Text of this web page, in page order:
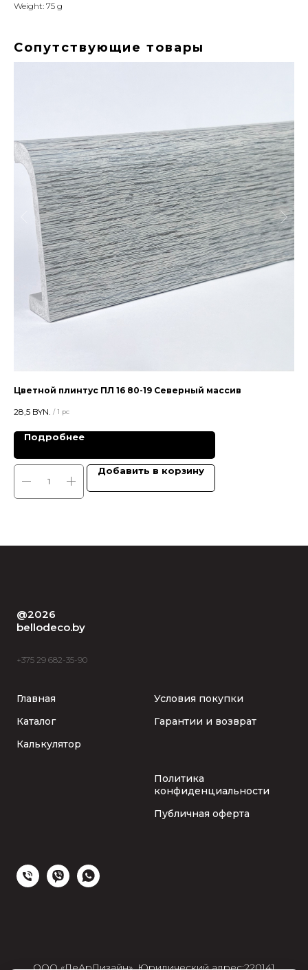
Weight: 75 g
Сопутствующие товары
Цветной плинтус ПЛ 16 80-19 Северный массив
28,5 BYN. / 1 pc
Подробнее
Добавить в корзину
@2026
bellodeco.by
+375 29 682-35-90
Главная
Каталог
Калькулятор
Условия покупки
Гарантии и возврат
Политика
конфиденциальности
Публичная оферта
ООО «ЛеАрДизайн», Юридический адрес:220141